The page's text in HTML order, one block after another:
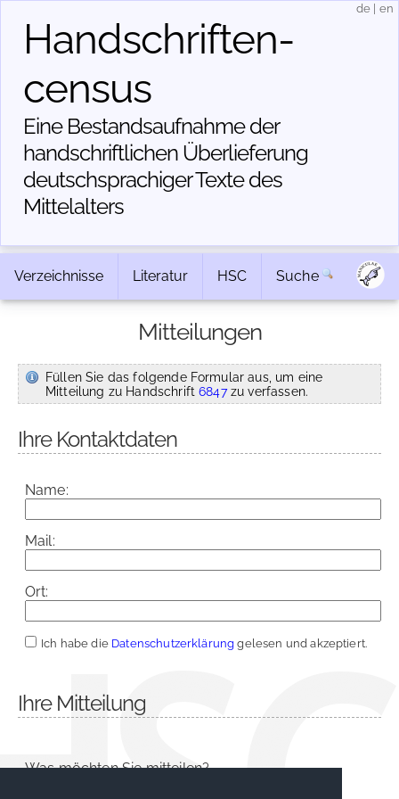
Handschriften­
census
Eine Bestandsaufnahme der
handschriftlichen Über­lieferung
deutschsprachiger Texte des
Mittelalters
de en
Verzeichnisse Literatur HSC Suche
Mitteilungen
Füllen Sie das folgende Formular aus, um eine
Mitteilung zu Handschrift6847zu verfassen.
Ihre Kontaktdaten
Name:
Mail:
Ort:
Ich habe die Datenschutzerklärung gelesen und akzeptiert.
Ihre Mitteilung
Was möchten Sie mitteilen?